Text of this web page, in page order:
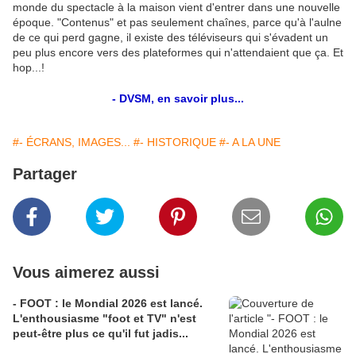
monde du spectacle à la maison vient d'entrer dans une nouvelle
époque. "Contenus" et pas seulement chaînes, parce qu'à l'aulne
de ce qui perd gagne, il existe des téléviseurs qui s'évadent un
peu plus encore vers des plateformes qui n'attendaient que ça. Et
hop...!
- DVSM, en savoir plus...
#- ÉCRANS, IMAGES... #- HISTORIQUE #- A LA UNE
Partager
Vous aimerez aussi
- FOOT : le Mondial 2026 est lancé.
L'enthousiasme "foot et TV" n'est
peut-être plus ce qu'il fut jadis...